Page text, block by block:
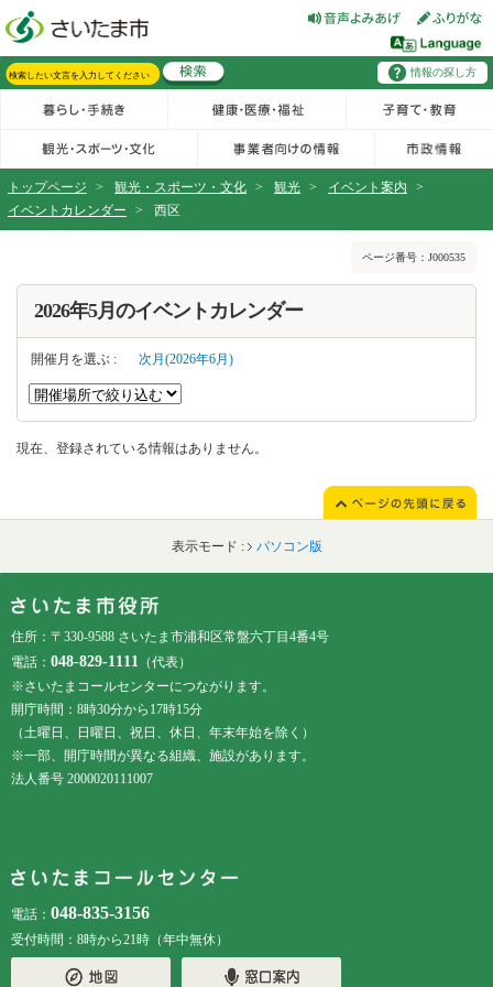
情報の探し方
トップページ > 観光・スポーツ・文化 > 観光 > イベント案内
>
イベントカレンダー
> 西区
ページ番号：J000535
2026年5月のイベントカレンダー
開催月を選ぶ : 次月(2026年6月)
現在、登録されている情報はありません。
表示モード : パソコン版
住所：〒330-9588 さいたま市浦和区常盤六丁目4番4号
電話： 048-829-1111 （代表）
※さいたまコールセンターにつながります。
開庁時間：8時30分から17時15分
（土曜日、日曜日、祝日、休日、年末年始を除く）
※一部、開庁時間が異なる組織、施設があります。
法人番号 2000020111007
電話： 048-835-3156
受付時間：8時から21時（年中無休）